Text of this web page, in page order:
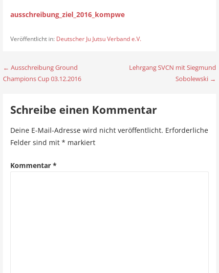
ausschreibung_ziel_2016_kompwe
Veröffentlicht in: Deutscher Ju Jutsu Verband e.V.
B
a
← Ausschreibung Ground
Champions Cup 03.12.2016
Lehrgang SVCN mit Siegmund
Sobolewski →
Schreibe einen Kommentar
Deine E-Mail-Adresse wird nicht veröffentlicht. Erforderliche
Felder sind mit * markiert
Kommentar *